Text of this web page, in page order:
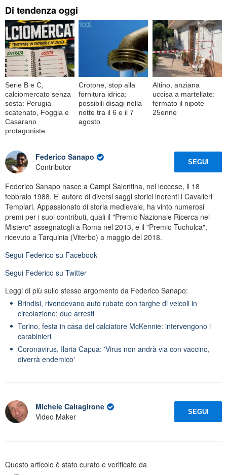
Di tendenza oggi
Serie B e C,
calciomercato senza
sosta: Perugia
scatenato, Foggia e
Casarano
protagoniste
Crotone, stop alla
fornitura idrica:
possibili disagi nella
notte tra il 6 e il 7
agosto
Altino, anziana
uccisa a martellate:
fermato il nipote
25enne
Federico Sanapo
Contributor
SEGUI
Federico Sanapo nasce a Campi Salentina, nel leccese, il 18
febbraio 1988. E' autore di diversi saggi storici inerenti i Cavalieri
Templari. Appassionato di storia medievale, ha vinto numerosi
premi per i suoi contributi, quali il "Premio Nazionale Ricerca nel
Mistero" assegnatogli a Roma nel 2013, e il "Premio Tuchulca",
ricevuto a Tarquinia (Viterbo) a maggio del 2018.
Segui Federico su Facebook
Segui Federico su Twitter
Leggi di più sullo stesso argomento da Federico Sanapo:
Brindisi, rivendevano auto rubate con targhe di veicoli in
circolazione: due arresti
Torino, festa in casa del calciatore McKennie: intervengono i
carabinieri
Coronavirus, Ilaria Capua: 'Virus non andrà via con vaccino,
diverrà endemico'
Michele Caltagirone
Video Maker
SEGUI
Questo articolo è stato curato e verificato da